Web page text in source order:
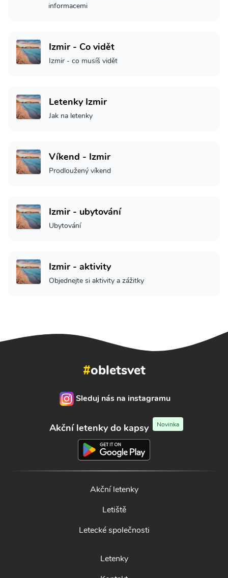
informacemi
Izmir - Co vidět
Izmir - co musíš vidět
Letenky Izmir
Jak na letenky
Víkend - Izmir
Prodloužený víkend
Izmir - ubytování
Ubytování
Izmir - aktivity
Objednejte si aktivity a zážitky
#obletsvet
Sleduj nás na instagramu
Akční letenky do kapsy Novinka
Akční letenky
Letiště
Letecké společnosti
Letenky